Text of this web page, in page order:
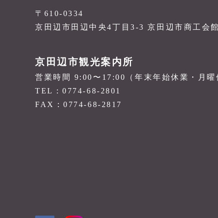
〒610-0334
京田辺市田辺中央4丁目3-3 京田辺市商工会
京田辺市観光案内所
営業時間 9:00〜17:00（年末年始休業・月曜
TEL：0774-68-2801
FAX：0774-68-2817